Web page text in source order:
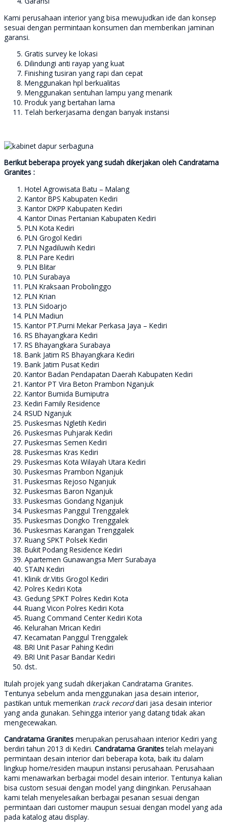
Kami perusahaan interior yang bisa mewujudkan ide dan konsep
sesuai dengan permintaan konsumen dan memberikan jaminan
garansi.
Gratis survey ke lokasi
Dilindungi anti rayap yang kuat
Finishing tusiran yang rapi dan cepat
Menggunakan hpl berkualitas
Menggunakan sentuhan lampu yang menarik
Produk yang bertahan lama
Telah berkerjasama dengan banyak instansi
Berikut beberapa proyek yang sudah dikerjakan oleh Candratama
Granites :
Hotel Agrowisata Batu – Malang
Kantor BPS Kabupaten Kediri
Kantor DKPP Kabupaten Kediri
Kantor Dinas Pertanian Kabupaten Kediri
PLN Kota Kediri
PLN Grogol Kediri
PLN Ngadiluwih Kediri
PLN Pare Kediri
PLN Blitar
PLN Surabaya
PLN Kraksaan Probolinggo
PLN Krian
PLN Sidoarjo
PLN Madiun
Kantor PT.Purni Mekar Perkasa Jaya – Kediri
RS Bhayangkara Kediri
RS Bhayangkara Surabaya
Bank Jatim RS Bhayangkara Kediri
Bank Jatim Pusat Kediri
Kantor Badan Pendapatan Daerah Kabupaten Kediri
Kantor PT Vira Beton Prambon Nganjuk
Kantor Bumida Bumiputra
Kediri Family Residence
RSUD Nganjuk
Puskesmas Ngletih Kediri
Puskesmas Puhjarak Kediri
Puskesmas Semen Kediri
Puskesmas Kras Kediri
Puskesmas Kota Wilayah Utara Kediri
Puskesmas Prambon Nganjuk
Puskesmas Rejoso Nganjuk
Puskesmas Baron Nganjuk
Puskesmas Gondang Nganjuk
Puskesmas Panggul Trenggalek
Puskesmas Dongko Trenggalek
Puskesmas Karangan Trenggalek
Ruang SPKT Polsek Kediri
Bukit Podang Residence Kediri
Apartemen Gunawangsa Merr Surabaya
STAIN Kediri
Klinik dr.Vitis Grogol Kediri
Polres Kediri Kota
Gedung SPKT Polres Kediri Kota
Ruang Vicon Polres Kediri Kota
Ruang Command Center Kediri Kota
Kelurahan Mrican Kediri
Kecamatan Panggul Trenggalek
BRI Unit Pasar Pahing Kediri
BRI Unit Pasar Bandar Kediri
dst..
Itulah projek yang sudah dikerjakan Candratama Granites.
Tentunya sebelum anda menggunakan jasa desain interior,
pastikan untuk memerikan track recorddari jasa desain interior
yang anda gunakan. Sehingga interior yang datang tidak akan
mengecewakan.
Candratama Granites merupakan perusahaan interior Kediri yang
berdiri tahun 2013 di Kediri. Candratama Granitestelah melayani
permintaan desain interior dari beberapa kota, baik itu dalam
lingkup home/residen maupun instansi perusahaan. Perusahaan
kami menawarkan berbagai model desain interior. Tentunya kalian
bisa custom sesuai dengan model yang diinginkan. Perusahaan
kami telah menyelesaikan berbagai pesanan sesuai dengan
permintaan dari customer maupun sesuai dengan model yang ada
pada katalog atau display.